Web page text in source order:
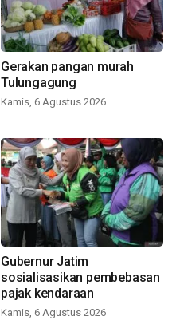
Gerakan pangan murah
Tulungagung
Kamis, 6 Agustus 2026
Gubernur Jatim
sosialisasikan pembebasan
pajak kendaraan
Kamis, 6 Agustus 2026